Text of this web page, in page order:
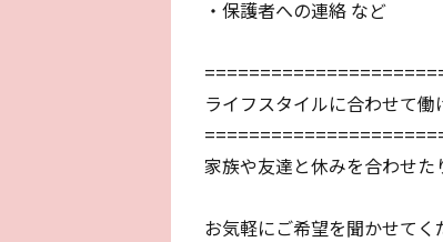
・保護者への連絡 など
ライフスタイルに合わせて働
家族や友達と休みを合わせた
お気軽にご希望を聞かせてく